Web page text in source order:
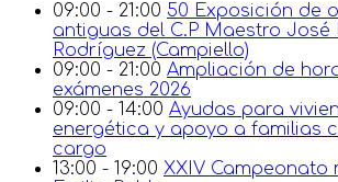
09:00 - 21:00 50 Exposición de
antiguas del C.P Maestro José
Rodríguez (Campiello)
09:00 - 21:00 Ampliación de
exámenes 2026
09:00 - 14:00 Ayudas para
energética y apoyo a familias
cargo
13:00 - 19:00 XXIV Campeonato